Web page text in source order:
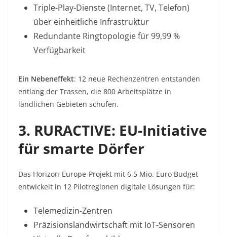
Triple-Play-Dienste (Internet, TV, Telefon)
über einheitliche Infrastruktur
Redundante Ringtopologie für 99,99 %
Verfügbarkeit
Ein Nebeneffekt: 12 neue Rechenzentren entstanden
entlang der Trassen, die 800 Arbeitsplätze in
ländlichen Gebieten schufen.
3. RURACTIVE: EU-Initiative
für smarte Dörfer
Das Horizon-Europe-Projekt mit 6,5 Mio. Euro Budget
entwickelt in 12 Pilotregionen digitale Lösungen für:
Telemedizin-Zentren
Präzisionslandwirtschaft mit IoT-Sensoren